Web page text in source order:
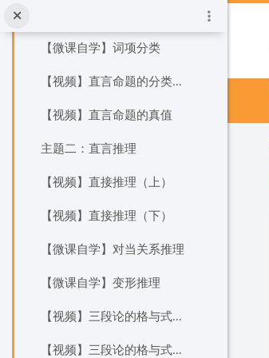
Перейти к основному содержанию
【微课自学】词项分类
【视频】直言命题的分类及周延性
【视频】直言命题的真值
主题二：直言推理
【视频】直接推理（上）
【视频】直接推理（下）
【微课自学】对当关系推理
【微课自学】变形推理
【视频】三段论的格与式（上）
【视频】三段论的格与式（下）